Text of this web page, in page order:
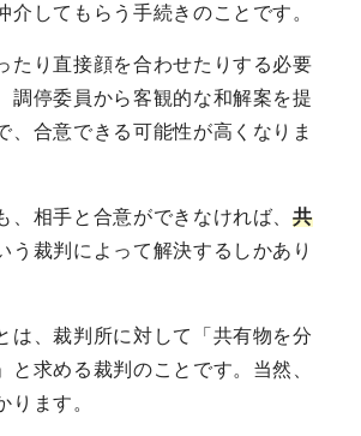
介してもらう手続きのことです。
たり直接顔を合わせたりする必要
調停委員から客観的な和解案を提
、合意できる可能性が高くなりま
、相手と合意ができなければ、共
う裁判によって解決するしかあり
は、裁判所に対して「共有物を分
と求める裁判のことです。当然、
ります。